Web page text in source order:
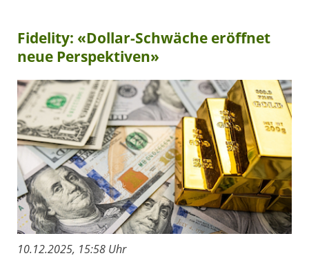
Fidelity: «Dollar-Schwäche eröffnet
neue Perspektiven»
10.12.2025, 15:58 Uhr